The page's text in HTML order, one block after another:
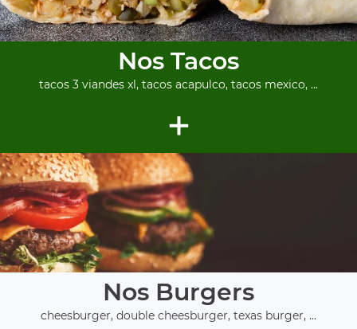
Nos Tacos
tacos 3 viandes xl, tacos acapulco, tacos mexico, ...
+
Nos Burgers
cheesburger, double cheesburger, texas burger, ...